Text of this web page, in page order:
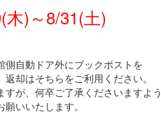
木)～8/31(土)
側自動ドア外にブックポストを
却はそちらをご利用ください。
すが、何卒ご了承くださいますよう
願いいたします。